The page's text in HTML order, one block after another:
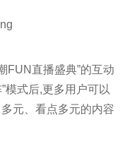
FUN直播盛典”的互动
模式后,更多用户可以
元、看点多元的内容